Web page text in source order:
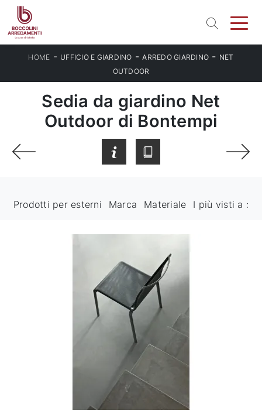
HOME - UFFICIO E GIARDINO -ARREDO GIARDINO - NET
OUTDOOR
Sedia da giardino Net
Outdoor di Bontempi
Prodotti per esterni Marca Materiale I più visti a :